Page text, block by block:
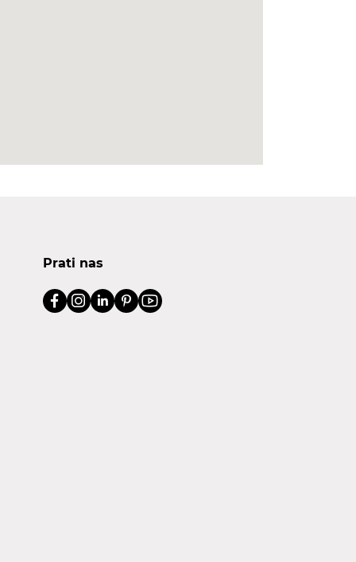
Prati nas